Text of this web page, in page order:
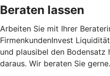
Beraten lassen
Arbeiten Sie mit Ihrer
FirmenkundenInvest
und plausibel den Bodensatz
daraus. Wir beraten Sie gerne.